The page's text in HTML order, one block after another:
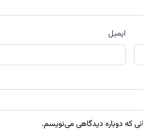
ایمیل
که دوباره دیدگاهی می‌نویسم.